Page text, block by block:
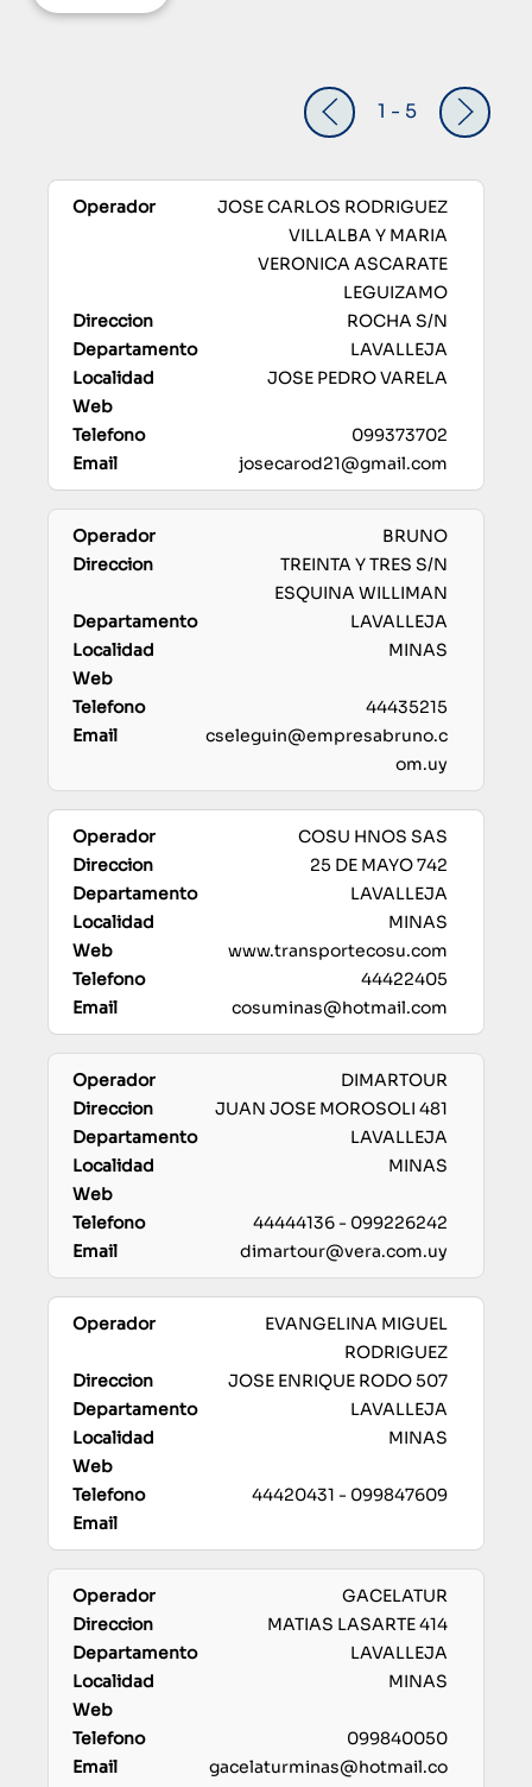
1 - 5
JOSE CARLOS RODRIGUEZ
VILLALBA Y MARIA
VERONICA ASCARATE
LEGUIZAMO
ROCHA S/N
LAVALLEJA
JOSE PEDRO VARELA
099373702
josecarod21@gmail.com
BRUNO
TREINTA Y TRES S/N
ESQUINA WILLIMAN
LAVALLEJA
MINAS
44435215
cseleguin@empresabruno.c
om.uy
COSU HNOS SAS
25 DE MAYO 742
LAVALLEJA
MINAS
www.transportecosu.com
44422405
cosuminas@hotmail.com
DIMARTOUR
JUAN JOSE MOROSOLI 481
LAVALLEJA
MINAS
44444136 - 099226242
dimartour@vera.com.uy
EVANGELINA MIGUEL
RODRIGUEZ
JOSE ENRIQUE RODO 507
LAVALLEJA
MINAS
44420431 - 099847609
GACELATUR
MATIAS LASARTE 414
LAVALLEJA
MINAS
099840050
gacelaturminas@hotmail.co